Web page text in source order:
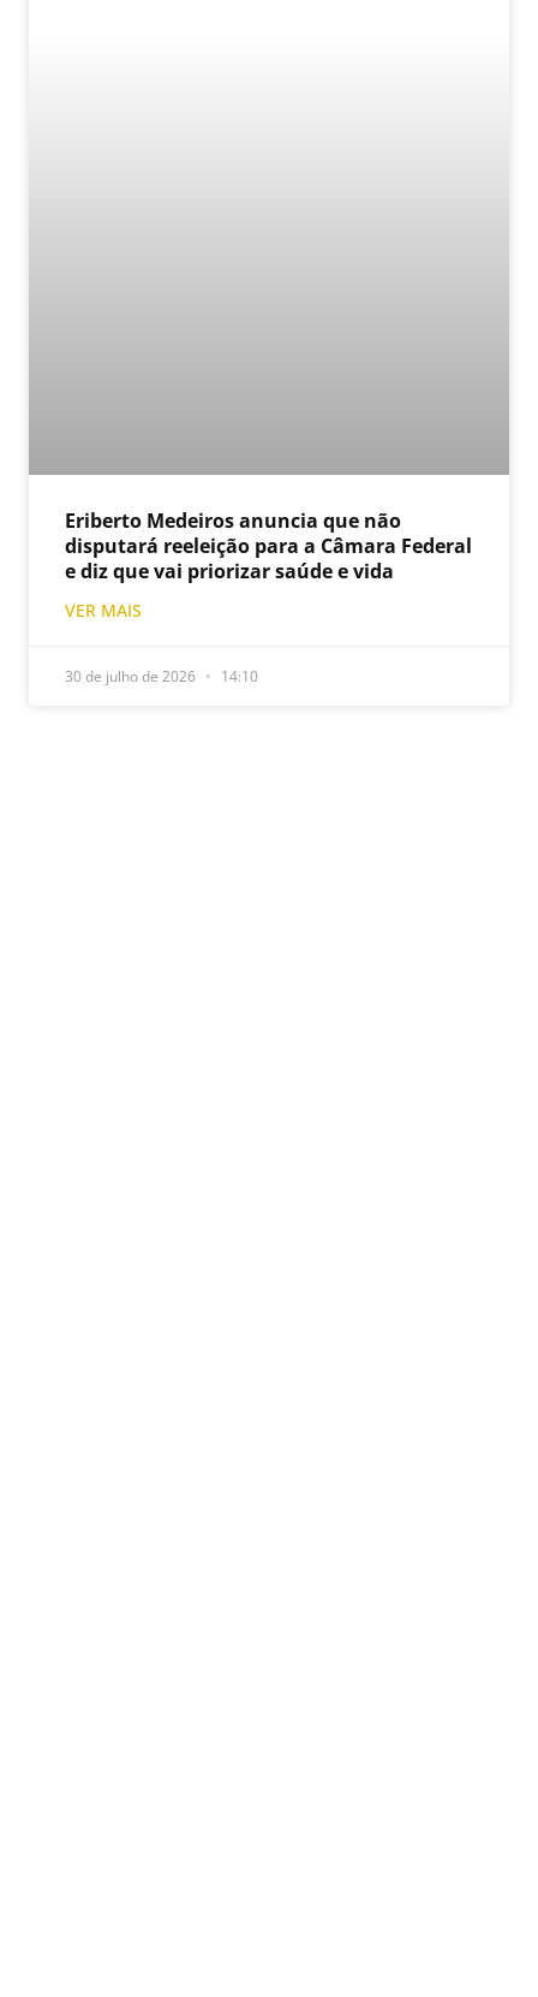
Eriberto Medeiros anuncia que não
disputará reeleição para a Câmara Federal
e diz que vai priorizar saúde e vida
VER MAIS
30 de julho de 2026 14:10